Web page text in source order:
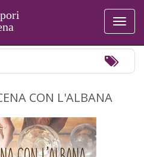
CON L'ALBANA